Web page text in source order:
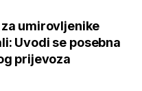
umirovljenike
Uvodi se posebna
prijevoza